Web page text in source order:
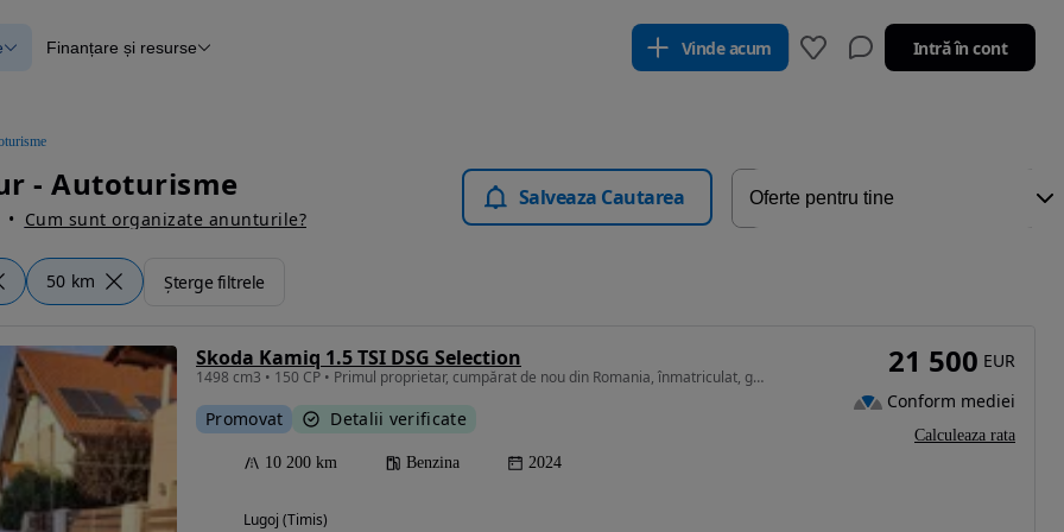
verificate
Finanțare și resurse Vinde acum Intră în cont
- Autoturisme
Cum sunt organizate anunturile?
Salveaza Cautarea
50 km Șterge filtrele
Skoda Kamiq 1.5 TSI DSG Selection
1498 cm3 • 150 CP • Primul proprietar, cumpărat de nou din Romania, înmatriculat, garantie
Promovat Detalii verificate
10 200 km Benzina 2024
Lugoj (Timis)
21 500 EUR
Conform mediei
Calculeaza rata